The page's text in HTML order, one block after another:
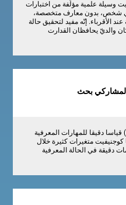
وسيلة علمية مؤلّفة من اختبارات
شخص، بدون معارف متخصصة،
الأقرباء. إنّه مفيد لتحقيق حالة
والديّ يحافظان القدارت
لمشاركي بحث
يسمح التقييم المعرفي للسائقين (DAB) قياسا دقيقا للمهارات المعرفية
كوجنيفيت متغيرات كثيرة خلال
دقيقة في الحالة المعرفية